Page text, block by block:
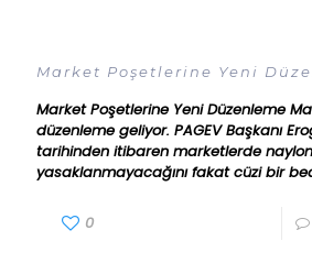
Market Poşetlerine Yeni
Market Poşetlerine Yeni Düzenleme
düzenleme geliyor. PAGEV Başkanı
tarihinden itibaren marketlerde
yasaklanmayacağını fakat cüzi bir
0